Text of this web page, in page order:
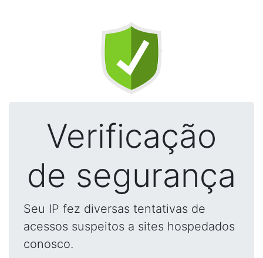
Verificação
de segurança
Seu IP fez diversas tentativas de
acessos suspeitos a sites hospedados
conosco.